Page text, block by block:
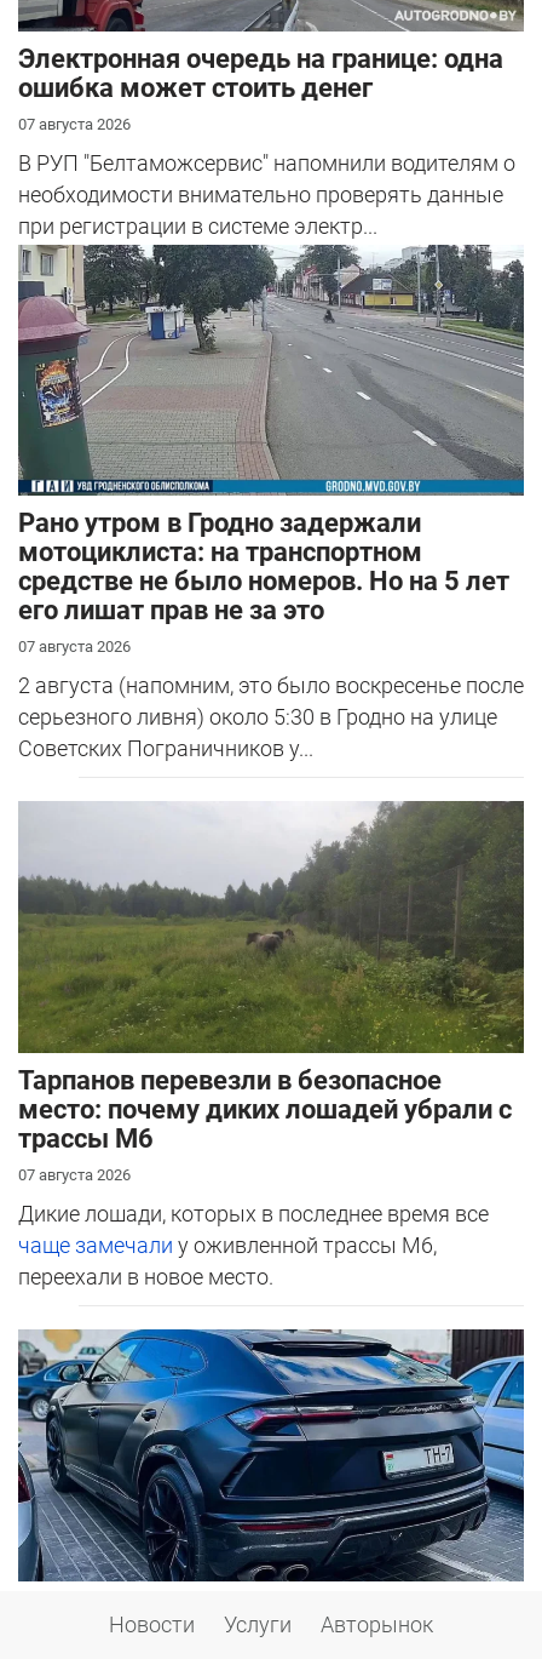
Электронная очередь на границе: одна
ошибка может стоить денег
07 августа 2026
В РУП "Белтаможсервис" напомнили водителям о
необходимости внимательно проверять данные
при регистрации в системе электр...
Рано утром в Гродно задержали
мотоциклиста: на транспортном
средстве не было номеров. Но на 5 лет
его лишат прав не за это
07 августа 2026
2 августа (напомним, это было воскресенье после
серьезного ливня) около 5:30 в Гродно на улице
Советских Пограничников у...
Тарпанов перевезли в безопасное
место: почему диких лошадей убрали с
трассы М6
07 августа 2026
Дикие лошади, которых в последнее время все
чаще замечали у оживленной трассы М6,
переехали в новое место.
Транспортный налог – 2026: что
изменилось и сколько платить
Новости Услуги Авторынок